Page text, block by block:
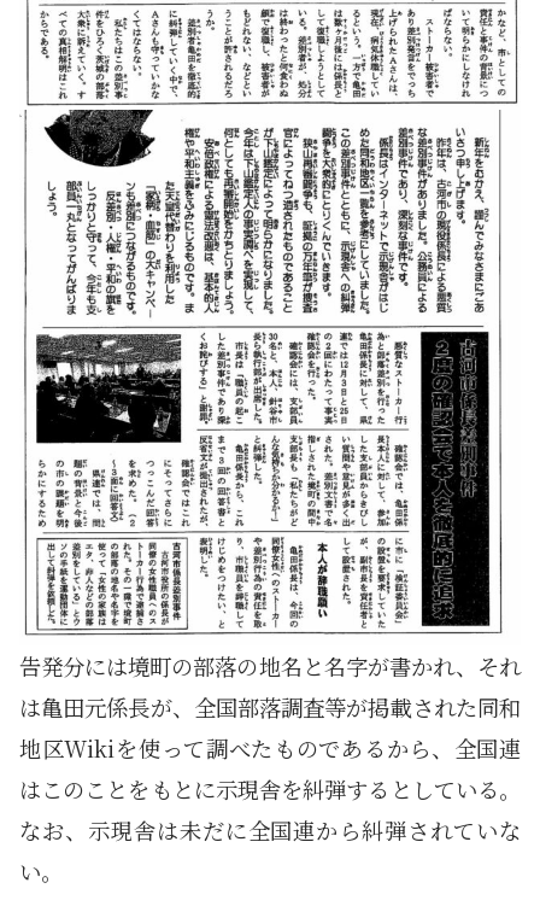
告発分には境町の部落の地名と名字が書かれ、それ
は亀田元係長が、全国部落調査等が掲載された同和
地区Wikiを使って調べたものであるから、全国連
はこのことをもとに示現舎を糾弾するとしている。
なお、示現舎は未だに全国連から糾弾されていな
い。